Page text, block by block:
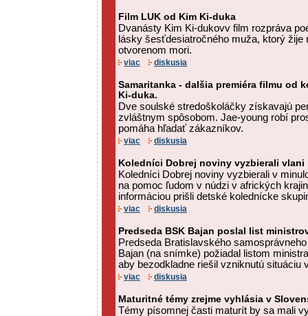
Film LUK od Kim Ki-duka
Dvanásty Kim Ki-dukovv film rozpráva
lásky šesťdesiatročného muža, ktorý žije
otvorenom mori.
viac diskusia
Samaritanka - dalšia premiéra filmu od
Ki-duka.
Dve soulské stredoškoláčky získavajú
zvláštnym spôsobom. Jae-young robí
pomáha hľadať zákazníkov.
viac diskusia
Koledníci Dobrej noviny vyzbierali vlani
Koledníci Dobrej noviny vyzbierali v
na pomoc ľudom v núdzi v afrických
informáciou prišli detské kolednícke
viac diskusia
Predseda BSK Bajan poslal list
Predseda Bratislavského
Bajan (na snímke) požiadal listom
aby bezodkladne riešil vzniknutú situáciu
viac diskusia
Maturitné témy zrejme vyhlásia v
Témy písomnej časti maturít by sa mali